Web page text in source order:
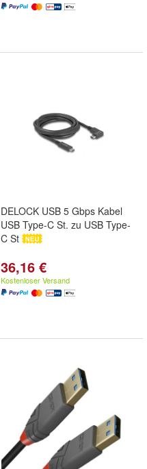
DELOCK USB 5 Gbps Kabel
USB Type-C St. zu USB Type-
C St
36,16 €
Kostenloser Versand